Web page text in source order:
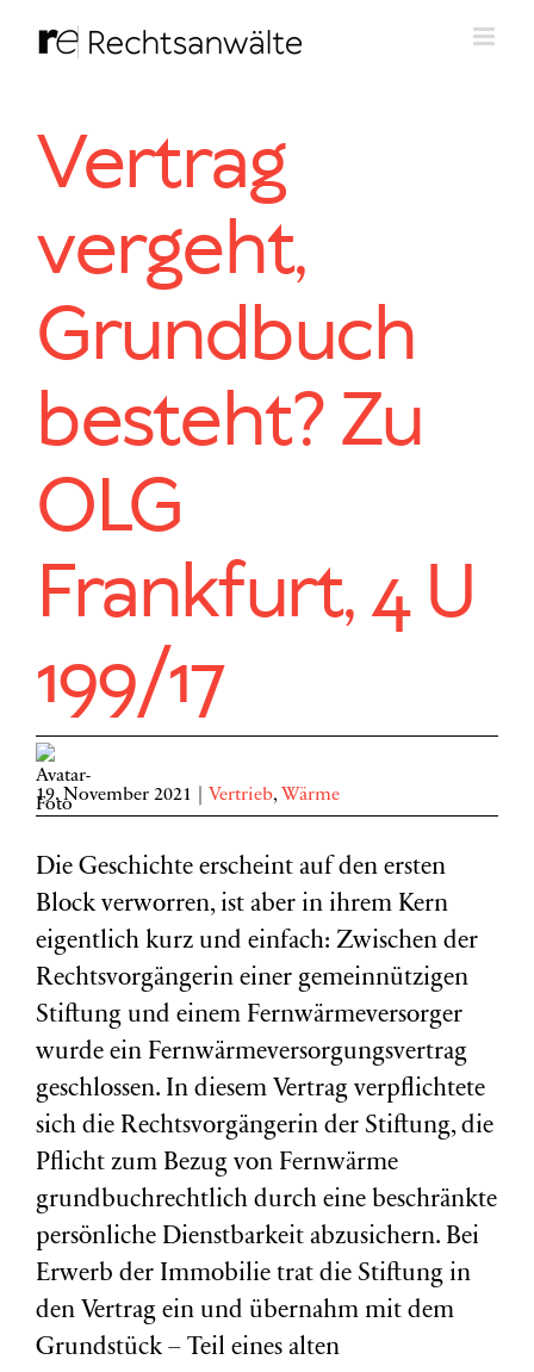
Inhalt
Vertrag
vergeht,
Grundbuch
besteht? Zu
OLG
Frankfurt, 4 U
199/17
19. November 2021 Vertrieb, Wärme
Die Geschichte erscheint auf den ersten
Block verworren, ist aber in ihrem Kern
eigentlich kurz und einfach: Zwischen der
Rechtsvorgängerin einer gemeinnützigen
Stiftung und einem Fernwärmeversorger
wurde ein Fernwärmeversorgungsvertrag
geschlossen. In diesem Vertrag verpflichtete
sich die Rechtsvorgängerin der Stiftung, die
Pflicht zum Bezug von Fernwärme
grundbuchrechtlich durch eine beschränkte
persönliche Dienstbarkeit abzusichern. Bei
Erwerb der Immobilie trat die Stiftung in
den Vertrag ein und übernahm mit dem
Grundstück – Teil eines alten